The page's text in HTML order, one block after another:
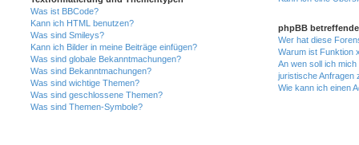
Was ist BBCode?
Kann ich HTML benutzen?
Was sind Smileys?
Kann ich Bilder in meine Beiträge einfügen?
Was sind globale Bekanntmachungen?
Was sind Bekanntmachungen?
Was sind wichtige Themen?
Was sind geschlossene Themen?
Was sind Themen-Symbole?
phpBB
Wer hat diese
Warum ist Funktion
An wen soll ich
juristische Anfragen
Wie kann ich einen